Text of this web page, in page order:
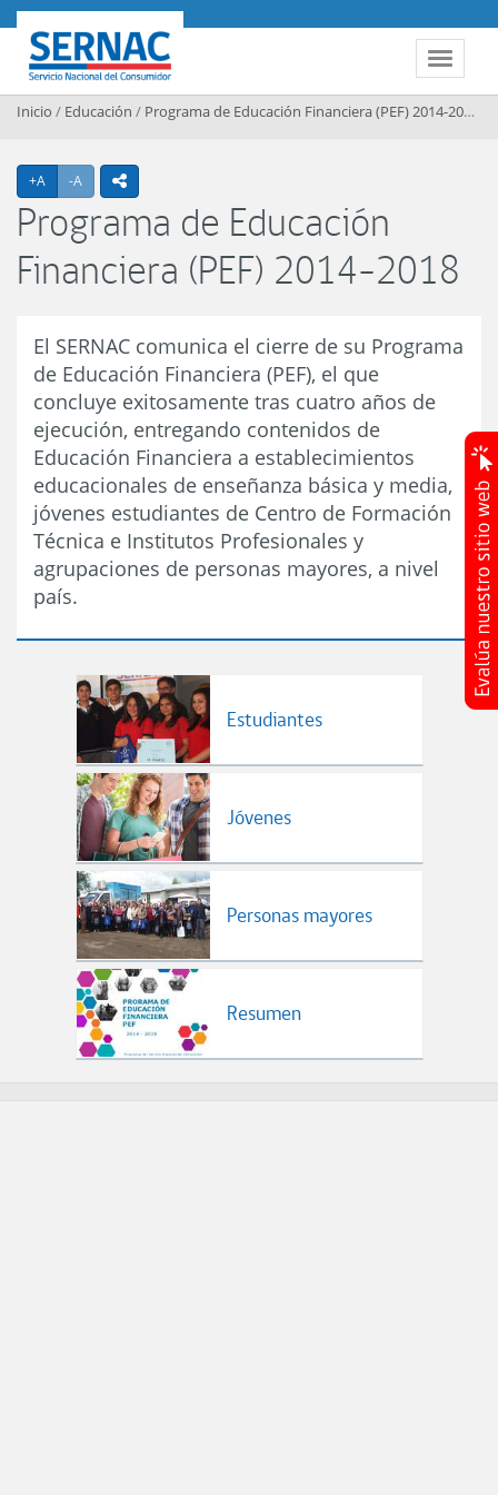
Contenido principal
Toggle
SERNAC
Inicio / Educación / Programa de Educación Financiera (PEF) 2014-2018
+A Agrandar texto
-A Achicar textoicono compartir
Programa de Educación
Financiera (PEF) 2014-2018
El SERNAC comunica el cierre de su Programa
de Educación Financiera (PEF), el que
concluye exitosamente tras cuatro años de
ejecución, entregando contenidos de
Educación Financiera a establecimientos
educacionales de enseñanza básica y media,
jóvenes estudiantes de Centro de Formación
Técnica e Institutos Profesionales y
agrupaciones de personas mayores, a nivel
país.
Estudiantes
Jóvenes
Personas mayores
Resumen